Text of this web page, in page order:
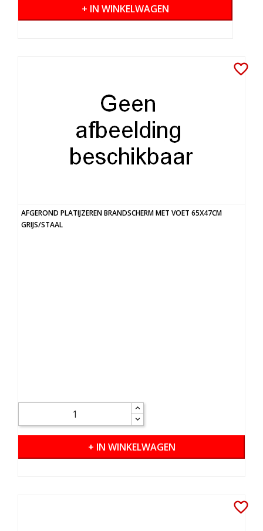
+ IN WINKELWAGEN
favorite_border
AFGEROND PLATIJZEREN BRANDSCHERM MET VOET 65X47CM
GRIJS/STAAL
+ IN WINKELWAGEN
favorite_border